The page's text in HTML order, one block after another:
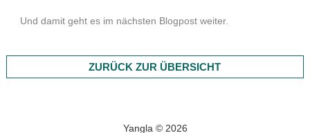
Und damit geht es im nächsten Blogpost weiter.
ZURÜCK ZUR ÜBERSICHT
Yangla © 2026